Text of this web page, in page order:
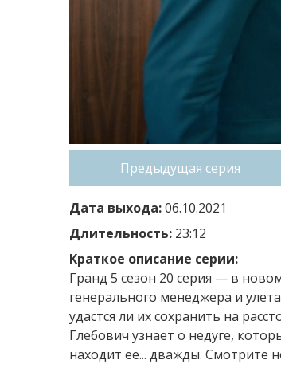
Предыдущая серия
Дата выхода:06.10.2021
Длительность: 23:12
Краткое описание серии:
Гранд 5 сезон 20 серия — в
генерального менеджера и
удастся ли их сохранить на
Глебович узнает о недуге,
находит её... дважды. Смотрите